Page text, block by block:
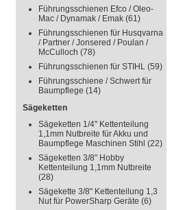
Führungsschienen Efco / Oleo-
Mac / Dynamak / Emak (61)
Führungsschienen für Husqvarna
/ Partner / Jonsered / Poulan /
McCulloch (78)
Führungsschienen für STIHL (59)
Führungsschiene / Schwert für
Baumpflege (14)
Sägeketten
Sägeketten 1/4" Kettenteilung
1,1mm Nutbreite für Akku und
Baumpflege Maschinen Stihl (22)
Sägeketten 3/8" Hobby
Kettenteilung 1,1mm Nutbreite
(28)
Sägekette 3/8" Kettenteilung 1,3
Nut für PowerSharp Geräte (6)